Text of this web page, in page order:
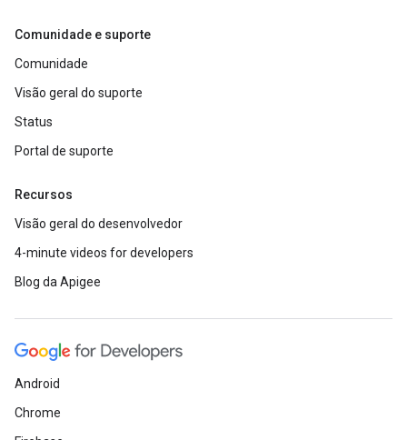
Comunidade e suporte
Comunidade
Visão geral do suporte
Status
Portal de suporte
Recursos
Visão geral do desenvolvedor
4-minute videos for developers
Blog da Apigee
Android
Chrome